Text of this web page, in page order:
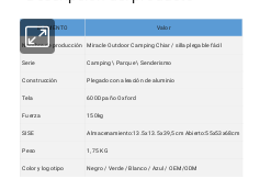
ELEMENTO Valor
Nombre de producción Miracle Outdoor Camping Chiar / silla plegable fácil
Serie Camping \ Parque \ Senderismo
Construcción Plegado con aleación de aluminio
Tela 600D paño Oxford
Fuerza 150kg
SISE Almacenamiento:13.5x13.5x39,5 cm Abierto:55x53x68cm
Peso 1,75 KG
Color y logotipo Negro / Verde / Blanco / Azul / OEM/ODM